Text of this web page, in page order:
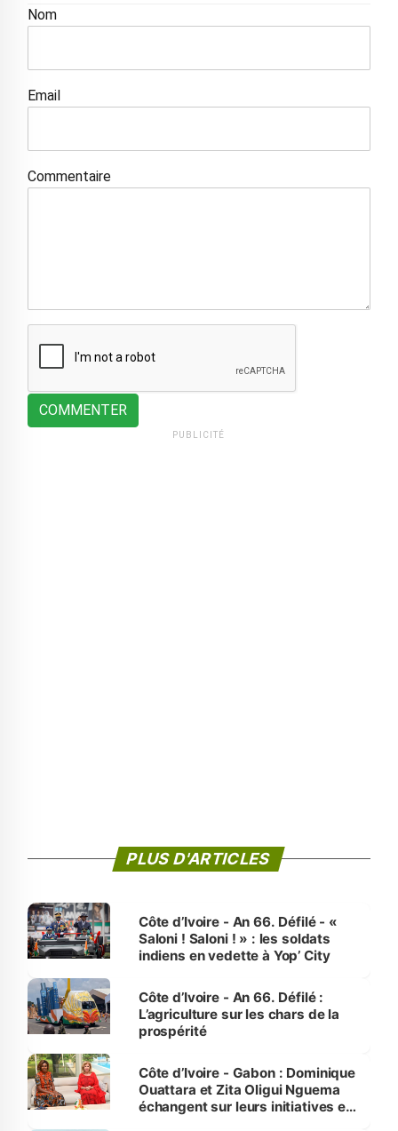
Nom
Email
Commentaire
COMMENTER
PUBLICITÉ
PLUS D'ARTICLES
Côte d’Ivoire - An 66. Défilé - «
Saloni ! Saloni ! » : les soldats
indiens en vedette à Yop’ City
Côte d’Ivoire - An 66. Défilé :
L’agriculture sur les chars de la
prospérité
Côte d’Ivoire - Gabon : Dominique
Ouattara et Zita Oligui Nguema
échangent sur leurs initiatives en